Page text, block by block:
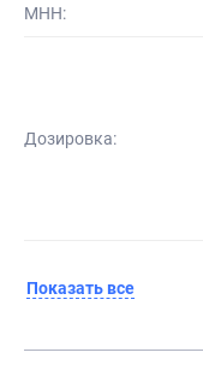
МНН:
Дозировка:
Показать все